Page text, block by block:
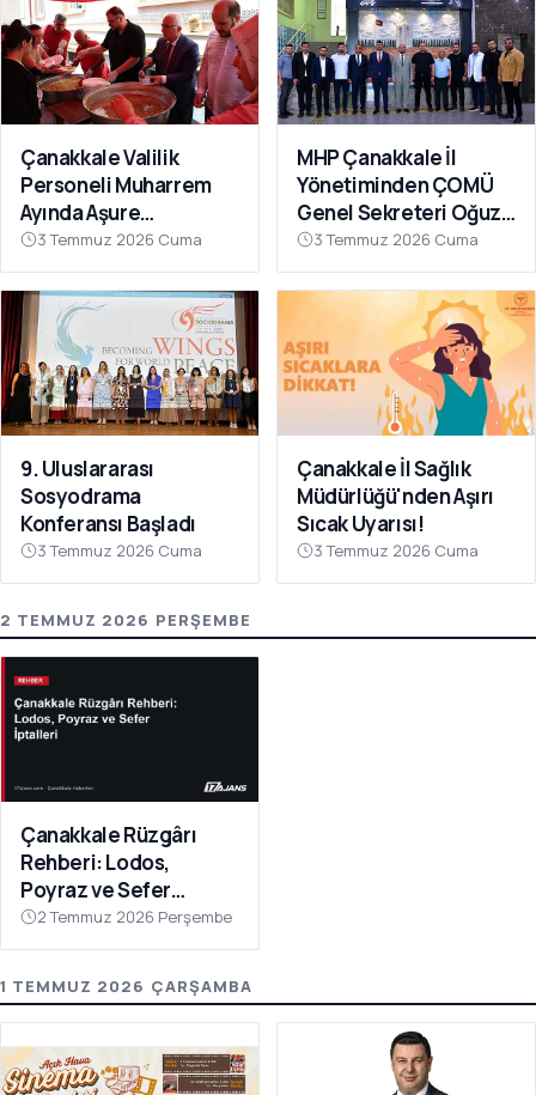
Çanakkale Valilik
Personeli Muharrem
Ayında Aşure
Sofrasında Buluştu
3 Temmuz 2026 Cuma
MHP Çanakkale İl
Yönetiminden ÇOMÜ
Genel Sekreteri Oğuz
Ünal'a Ziyaret
3 Temmuz 2026 Cuma
9. Uluslararası
Sosyodrama
Konferansı Başladı
3 Temmuz 2026 Cuma
Çanakkale İl Sağlık
Müdürlüğü'nden Aşırı
Sıcak Uyarısı!
3 Temmuz 2026 Cuma
2 TEMMUZ 2026 PERŞEMBE
Çanakkale Rüzgârı
Rehberi: Lodos,
Poyraz ve Sefer
İptalleri
2 Temmuz 2026 Perşembe
1 TEMMUZ 2026 ÇARŞAMBA